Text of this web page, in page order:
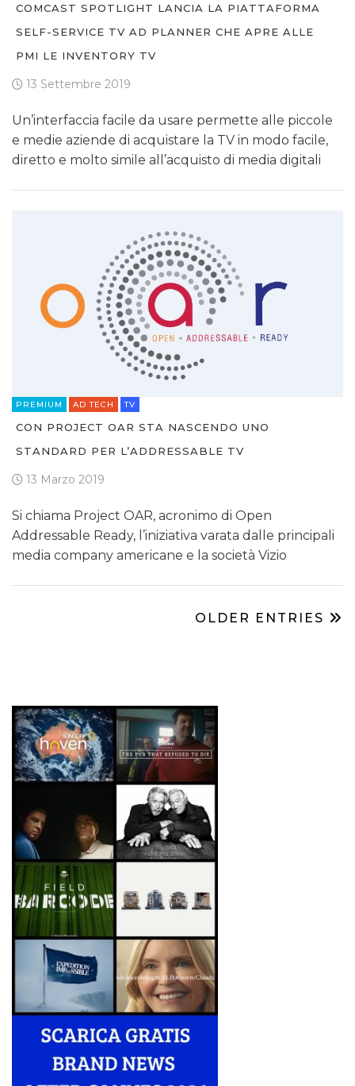
COMCAST SPOTLIGHT LANCIA LA PIATTAFORMA
SELF-SERVICE TV AD PLANNER CHE APRE ALLE
PMI LE INVENTORY TV
13 Settembre 2019
Un’interfaccia facile da usare permette alle piccole
e medie aziende di acquistare la TV in modo facile,
diretto e molto simile all’acquisto di media digitali
PREMIUM AD TECH TV
CON PROJECT OAR STA NASCENDO UNO
STANDARD PER L’ADDRESSABLE TV
13 Marzo 2019
Si chiama Project OAR, acronimo di Open
Addressable Ready, l’iniziativa varata dalle principali
media company americane e la società Vizio
OLDER ENTRIES